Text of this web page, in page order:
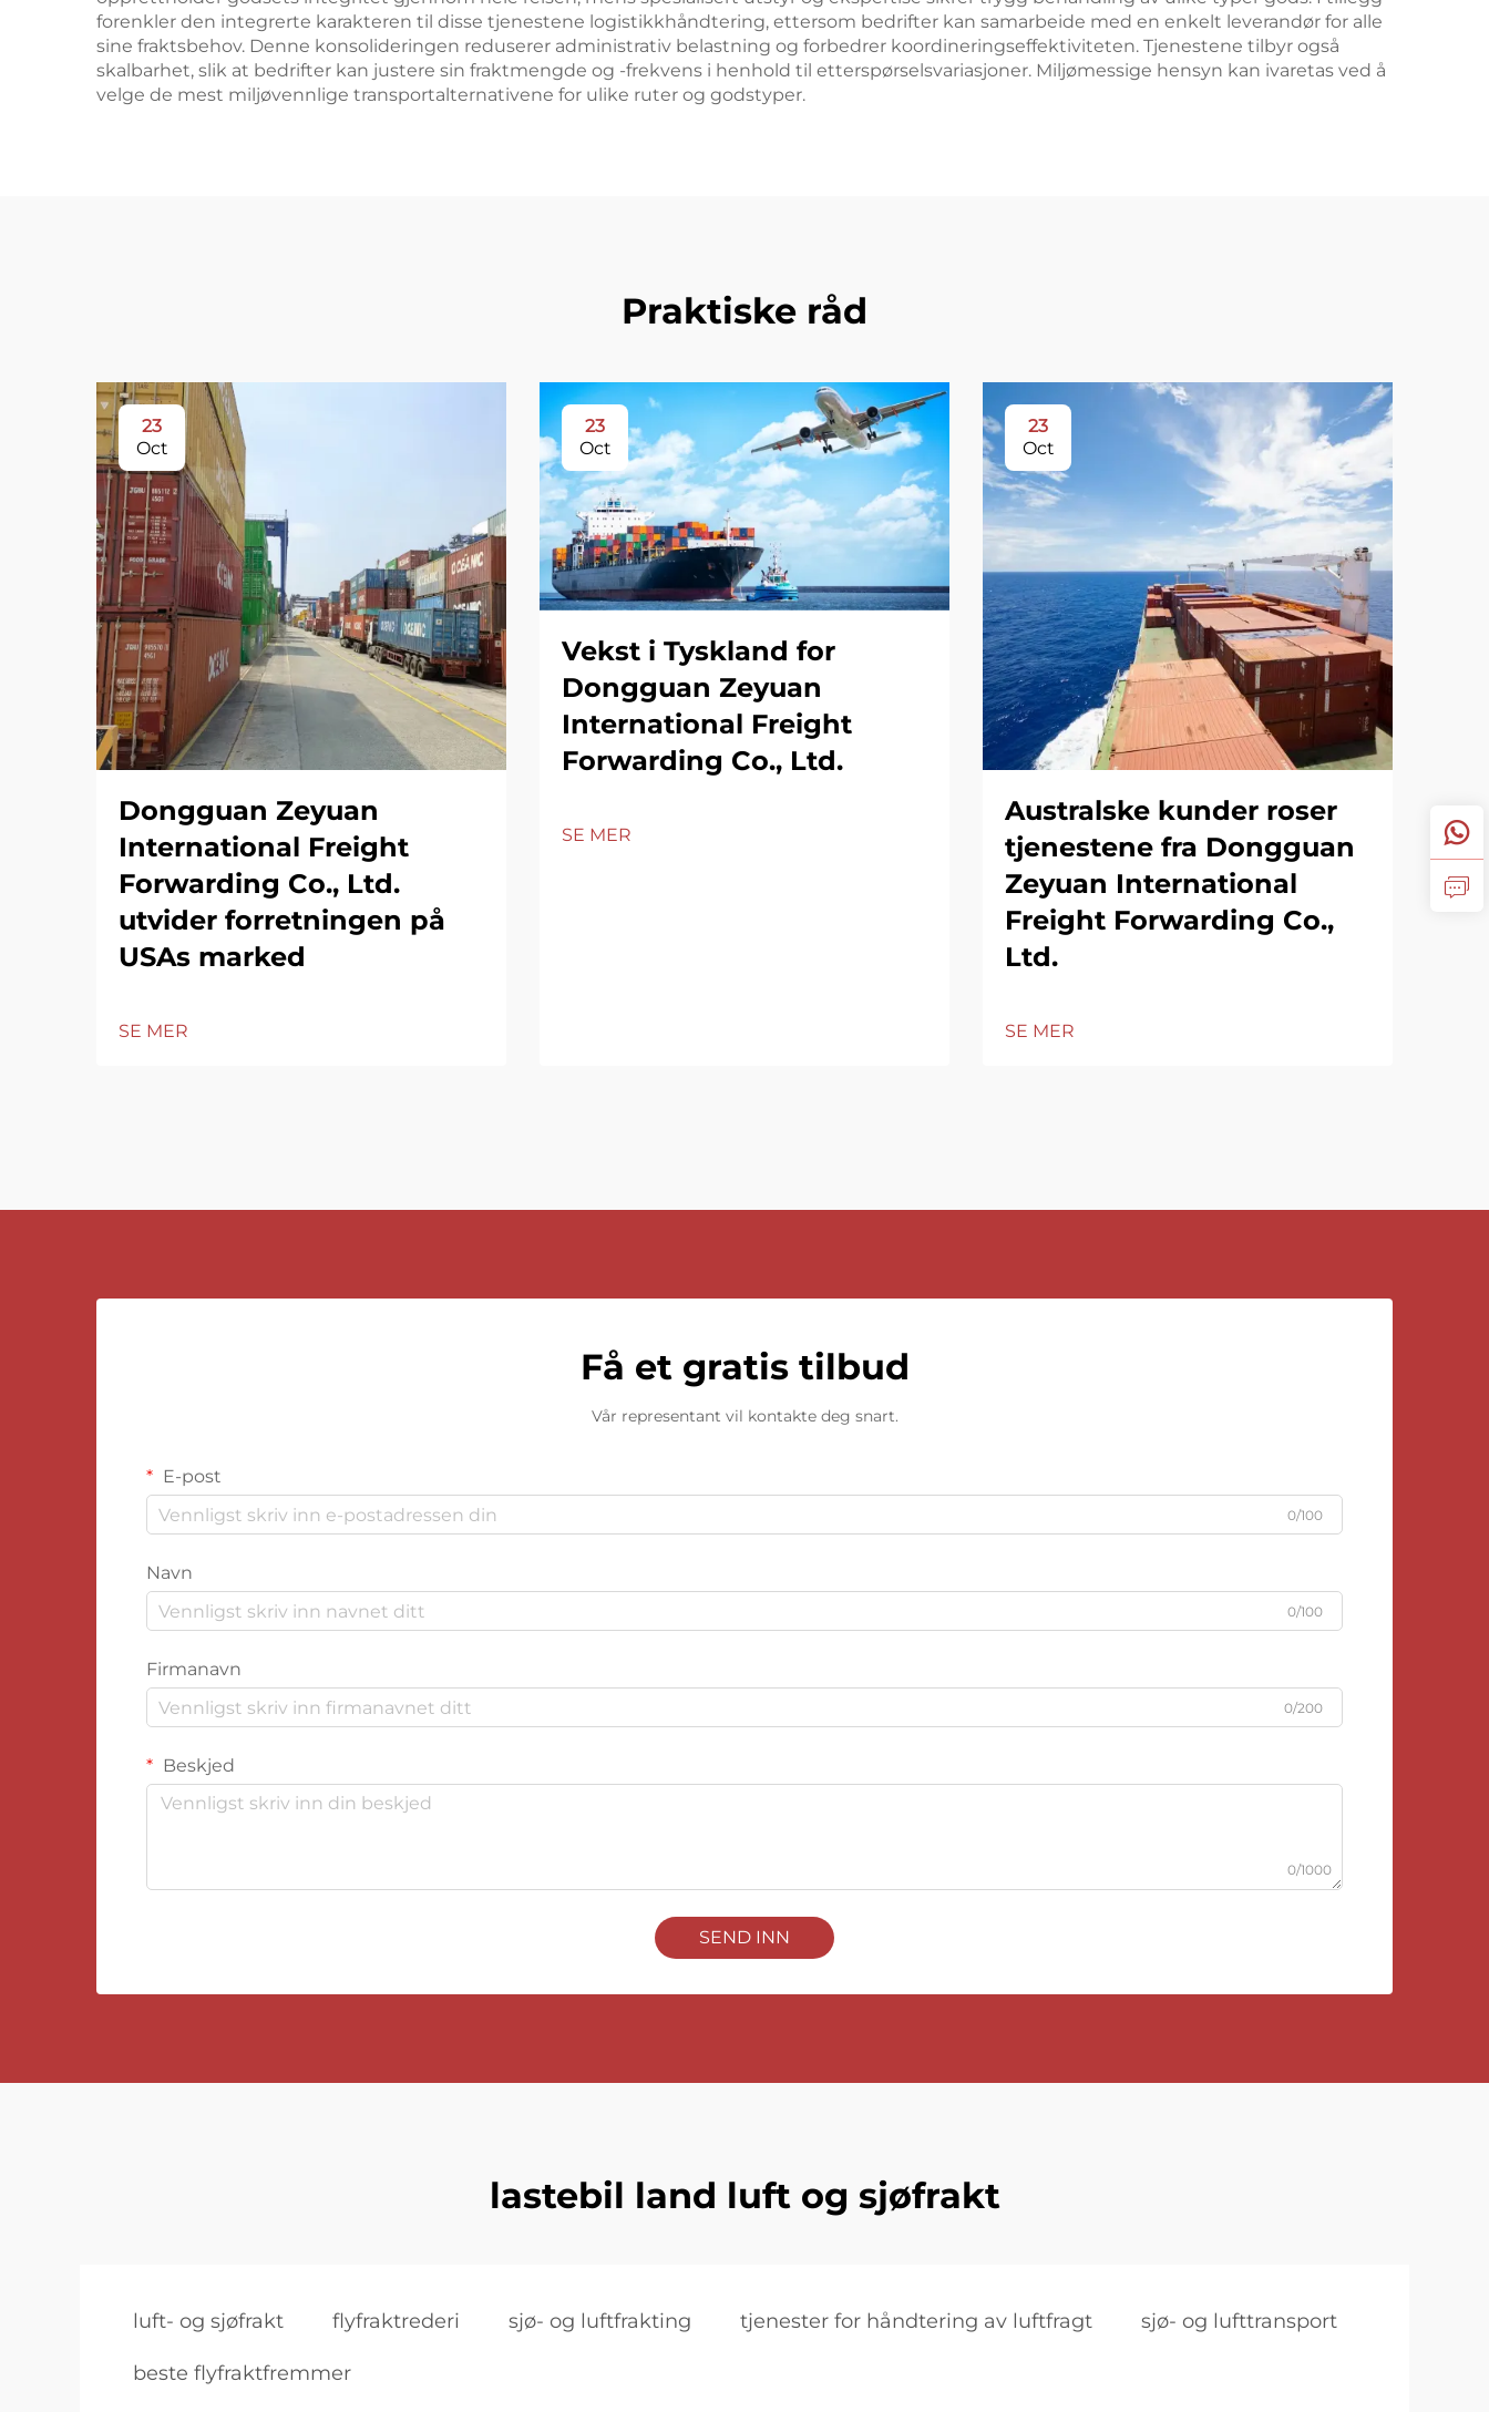
forenkler den integrerte karakteren til disse tjenestene logistikkhåndtering, ettersom bedrifter kan samarbeide med en enkelt leverandør for alle
sine fraktsbehov. Denne konsolideringen reduserer administrativ belastning og forbedrer koordineringseffektiviteten. Tjenestene tilbyr også
skalbarhet, slik at bedrifter kan justere sin fraktmengde og -frekvens i henhold til etterspørselsvariasjoner. Miljømessige hensyn kan ivaretas ved å
velge de mest miljøvennlige transportalternativene for ulike ruter og godstyper.
Praktiske råd
23
Oct
Dongguan Zeyuan
International Freight
Forwarding Co., Ltd.
utvider forretningen på
USAs marked
SE MER
23
Oct
Vekst i Tyskland for
Dongguan Zeyuan
International Freight
Forwarding Co., Ltd.
SE MER
23
Oct
Australske kunder roser
tjenestene fra Dongguan
Zeyuan International
Freight Forwarding Co.,
Ltd.
SE MER
Få et gratis tilbud
Vår representant vil kontakte deg snart.
E-post
0/100
Navn
0/100
Firmanavn
0/200
Beskjed
0/1000
SEND INN
lastebil land luft og sjøfrakt
luft- og sjøfrakt flyfraktrederi sjø- og luftfrakting tjenester for håndtering av luftfragt sjø- og lufttransport
beste flyfraktfremmer